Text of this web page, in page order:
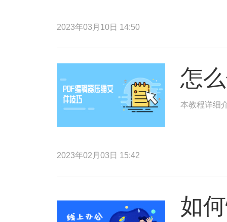
2023年03月10日 14:50
怎
本教程详细
2023年02月03日 15:42
如